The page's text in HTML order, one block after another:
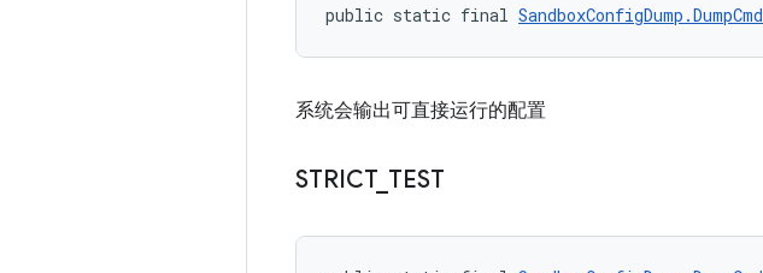
public static final SandboxConfigDump.DumpCmd
系统会输出可直接运行的配置
STRICT_ TEST